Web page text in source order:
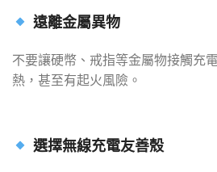
遠離金屬異物
不要讓硬幣、戒指等金屬物接觸充
熱，甚至有起火風險。
選擇無線充電友善殼